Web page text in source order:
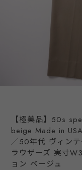
【極美品】50s
beige Made in
／50年代 ヴィン
ラウザーズ 実寸
ョン ベージュ